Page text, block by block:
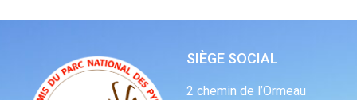
SIÈGE SOCIAL
2 chemin de l’Ormeau